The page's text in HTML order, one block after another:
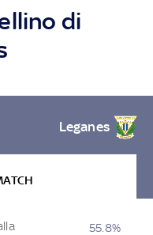
di
Leganes
55.8%